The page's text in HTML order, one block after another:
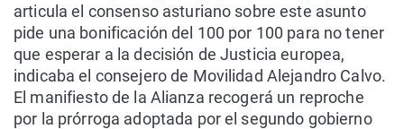
articula el consenso asturiano sobre este asunto
pide una bonificación del 100 por 100 para no tener
que esperar a la decisión de Justicia europea,
indicaba el consejero de Movilidad Alejandro Calvo.
El manifiesto de la Alianza recogerá un reproche
por la prórroga adoptada por el segundo gobierno